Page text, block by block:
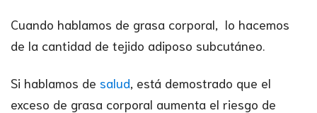
Cuando hablamos de grasa corporal, lo hacemos
de la cantidad de tejido adiposo subcutáneo.
Si hablamos de salud , está demostrado que el
exceso de grasa corporal aumenta el riesgo de